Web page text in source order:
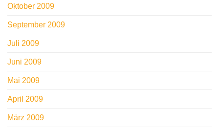
Oktober 2009
September 2009
Juli 2009
Juni 2009
Mai 2009
April 2009
März 2009